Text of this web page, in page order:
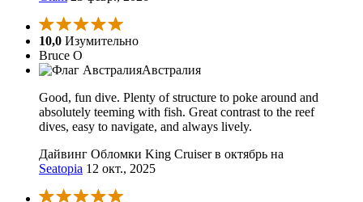
10,0 Изумительно
Bruce O
Австралия
Good, fun dive. Plenty of structure to poke around and
absolutely teeming with fish. Great contrast to the reef
dives, easy to navigate, and always lively.
Дайвинг Обломки King Cruiser в октябрь на
Seatopia 12 окт., 2025